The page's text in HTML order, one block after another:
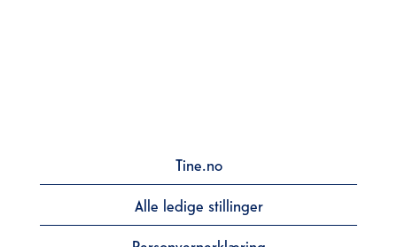
Tine.no
Alle ledige stillinger